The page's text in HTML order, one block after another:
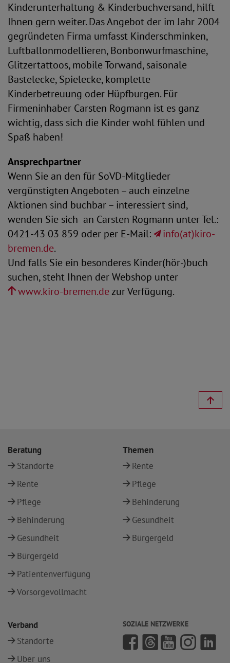
Kinderunterhaltung & Kinderbuchversand, hilft
Ihnen gern weiter. Das Angebot der im Jahr 2004
gegründeten Firma umfasst Kinderschminken,
Luftballonmodellieren, Bonbonwurfmaschine,
Glitzertattoos, mobile Torwand, saisonale
Bastelecke, Spielecke, komplette
Kinderbetreuung oder Hüpfburgen. Für
Firmeninhaber Carsten Rogmann ist es ganz
wichtig, dass sich die Kinder wohl fühlen und
Spaß haben!
Ansprechpartner
Wenn Sie an den für SoVD-Mitglieder
vergünstigten Angeboten – auch einzelne
Aktionen sind buchbar – interessiert sind,
wenden Sie sich an Carsten Rogmann unter Tel.:
0421-43 03 859 oder per E-Mail:
info(at)kiro-
bremen.de.
Und falls Sie ein besonderes Kinder(hör-)buch
suchen, steht Ihnen der Webshop unter
www.kiro-bremen.de zur Verfügung.
Beratung
Standorte
Rente
Pflege
Behinderung
Gesundheit
Bürgergeld
Patientenverfügung
Vorsorgevollmacht
Themen
Rente
Pflege
Behinderung
Gesundheit
Bürgergeld
Verband
Standorte
Über uns
SOZIALE NETZWERKE